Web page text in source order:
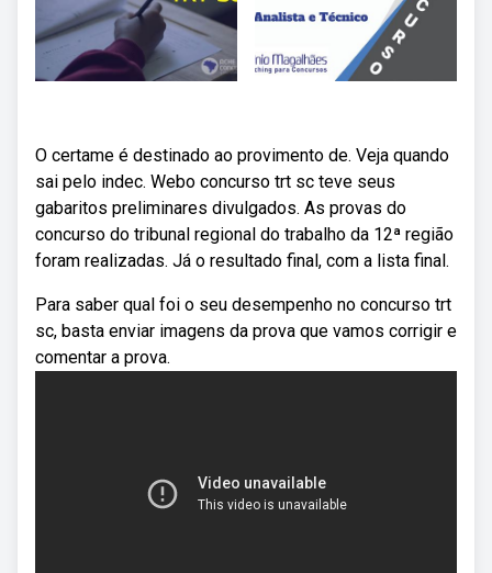
O certame é destinado ao provimento de. Veja quando
sai pelo indec. Webo concurso trt sc teve seus
gabaritos preliminares divulgados. As provas do
concurso do tribunal regional do trabalho da 12ª região
foram realizadas. Já o resultado final, com a lista final.
Para saber qual foi o seu desempenho no concurso trt
sc, basta enviar imagens da prova que vamos corrigir e
comentar a prova.